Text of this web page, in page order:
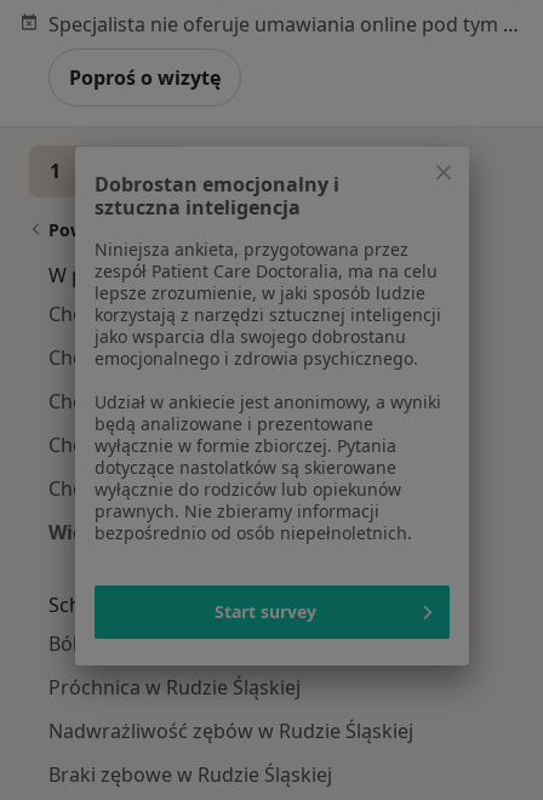
Specjalista nie oferuje umawiania online pod tym adresem.
Poproś o wizytę
1 2
Powiązane wyszukiwania
W pobliżu Rudy Śląskiej
Choroby błon śluzowych w Katowicach
Choroby błon śluzowych w Gliwicach
Choroby błon śluzowych w Sosnowcu
Choroby błon śluzowych w Jaworznie
Choroby błon śluzowych w Tychach
Więcej (14)
Schorzenia w Rudzie Śląskiej
Ból zęba w Rudzie Śląskiej
Próchnica w Rudzie Śląskiej
Nadwrażliwość zębów w Rudzie Śląskiej
Braki zębowe w Rudzie Śląskiej
Dobrostan emocjonalny i
sztuczna inteligencja
Niniejsza ankieta, przygotowana przez
zespół Patient Care Doctoralia, ma na celu
lepsze zrozumienie, w jaki sposób ludzie
korzystają z narzędzi sztucznej inteligencji
jako wsparcia dla swojego dobrostanu
emocjonalnego i zdrowia psychicznego.
Udział w ankiecie jest anonimowy, a wyniki
będą analizowane i prezentowane
wyłącznie w formie zbiorczej. Pytania
dotyczące nastolatków są skierowane
wyłącznie do rodziców lub opiekunów
prawnych. Nie zbieramy informacji
bezpośrednio od osób niepełnoletnich.
Start survey